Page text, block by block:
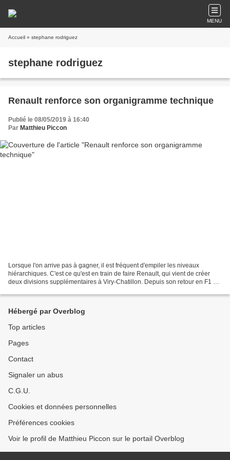
MENU
Accueil » stephane rodriguez
stephane rodriguez
Renault renforce son organigramme technique
Publié le 08/05/2019 à 16:40
Par Matthieu Piccon
Lorsque l'on arrive pas à gagner, il est fréquent d'empiler les niveaux
hiérarchiques. C'est ce qu'est en train de faire Renault, qui vient de créer
deux divisions supplémentaires à Viry-Chatillon. Depuis son retour en F1 en
Hébergé par Overblog
Top articles
Pages
Contact
Signaler un abus
C.G.U.
Cookies et données personnelles
Préférences cookies
Voir le profil de Matthieu Piccon sur le portail Overblog